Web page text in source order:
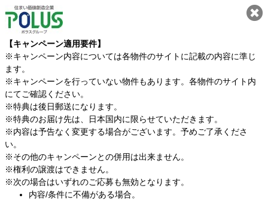
【キャンペーン適用要件】
※キャンペーン内容については各物件のサイトに記載の内容に準じ
ます。
※キャンペーンを行っていない物件もあります。各物件のサイト内
にてご確認ください。
※特典は後日郵送になります。
※特典のお届け先は、日本国内に限らせていただきます。
※内容は予告なく変更する場合がございます。予めご了承くださ
い。
※その他のキャンペーンとの併用は出来ません。
※権利の譲渡はできません。
※次の場合はいずれのご応募も無効となります。
内容/条件に不備がある場合。